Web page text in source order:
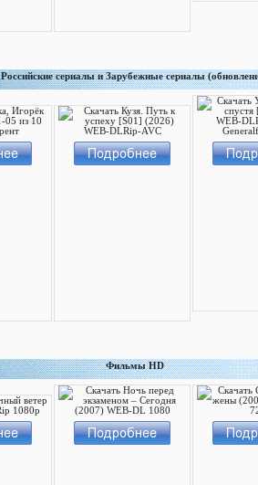
Российские сериалы и Зарубежные сериалы
Фильмы HD